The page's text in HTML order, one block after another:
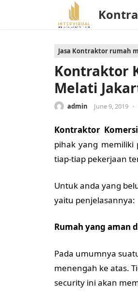
Jasa Kontraktor rumah
Kontraktor
Melati
admin June 9, 2019 •
Kontraktor
pihak yang memiliki
tiap-tiap pekerjaan
Untuk anda yang
yaitu penjelasannya:
Rumah yang aman
Pada umumnya
menengah ke atas.
security ini akan